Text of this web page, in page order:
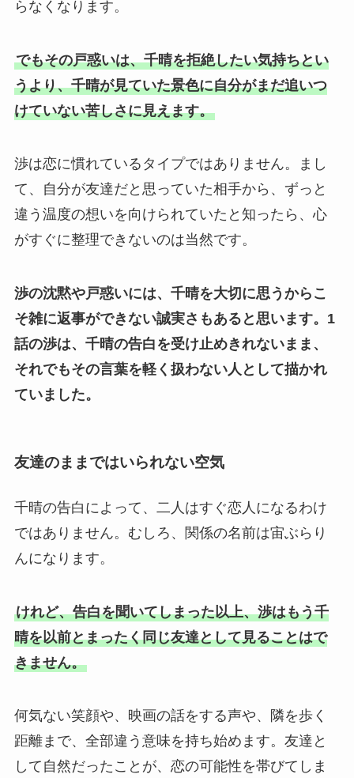
らなくなります。
でもその戸惑いは、千晴を拒絶したい気持ちとい
うより、千晴が見ていた景色に自分がまだ追いつ
けていない苦しさに見えます。
渉は恋に慣れているタイプではありません。まし
て、自分が友達だと思っていた相手から、ずっと
違う温度の想いを向けられていたと知ったら、心
がすぐに整理できないのは当然です。
渉の沈黙や戸惑いには、千晴を大切に思うからこ
そ雑に返事ができない誠実さもあると思います。 1
話の渉は、千晴の告白を受け止めきれないまま、
それでもその言葉を軽く扱わない人として描かれ
ていました。
友達のままではいられない空気
千晴の告白によって、二人はすぐ恋人になるわけ
ではありません。むしろ、関係の名前は宙ぶらり
んになります。
けれど、告白を聞いてしまった以上、渉はもう千
晴を以前とまったく同じ友達として見ることはで
きません。
何気ない笑顔や、映画の話をする声や、隣を歩く
距離まで、全部違う意味を持ち始めます。友達と
して自然だったことが、恋の可能性を帯びてしま